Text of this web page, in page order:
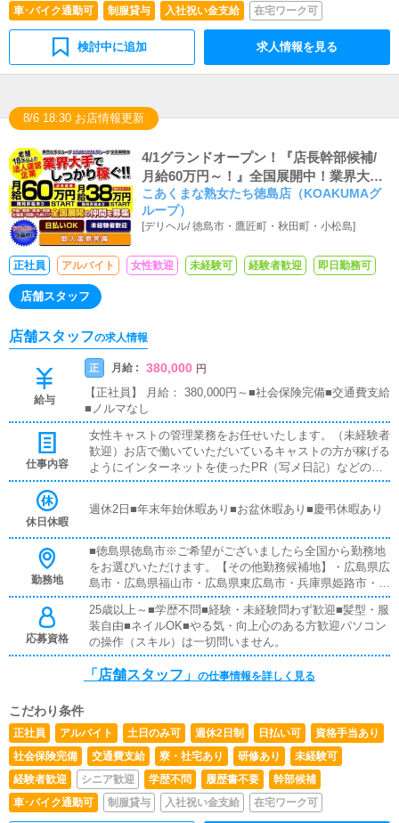
車･バイク通勤可 制服貸与 入社祝い金支給 在宅ワーク可
検討中に追加 求人情報を見る
8/6 18:30 お店情報更新
4/1グランドオープン！『店長幹部候補/
月給60万円～！』全国展開中！業界大
手！全額日払い可＆即入居可能な社員寮
あり
こあくまな熟女たち徳島店（KOAKUMAグ
ループ）
[デリヘル/徳島市・鷹匠町・秋田町・小松島]
正社員 アルバイト 女性歓迎 未経験可 経験者歓迎 即日勤務可
店舗スタッフ
店舗スタッフの求人情報
給与
正 月給 : 380,000 円
【正社員】 月給： 380,000円～■社会保険完備■交通費支給
■ノルマなし
仕事内容
女性キャストの管理業務をお任せいたします。（未経験者
歓迎）お店で働いていただいているキャストの方が稼げる
ようにインターネットを使ったPR（写メ日記）などの使
い方などのアドバイスを行っていただきます同業他店のよ
フは致しません。
休日休暇
週休2日■年末年始休暇あり■お盆休暇あり■慶弔休暇あり
勤務地
■徳島県徳島市※ご希望がございましたら全国から勤務地
をお選びいただけます。【その他勤務候補地】・広島県広
島市・広島県福山市・広島県東広島市・兵庫県姫路市・兵
庫県明石市・岡山県岡山市・香川県高松市・香川県善通寺
市・山口県周南市・東京都台東区鶯谷・神奈川県厚木市本
厚木・福岡県福岡市小倉北区・埼玉県川口市西川口※特に
『どこでも大丈夫』な方は優遇いたします。
応募資格
25歳以上～■学歴不問■経験・未経験問わず歓迎■髪型・服
装自由■ネイルOK■やる気・向上心のある方歓迎パソコン
の操作（スキル）は一切問いません。
「店舗スタッフ」 の仕事情報を詳しく見る
こだわり条件
正社員 アルバイト 土日のみ可 週休2日制 日払い可
資格手当あり
社会保険完備
交通費支給 寮・社宅あり 研修あり
未経験可
経験者歓迎
シニア歓迎 学歴不問 履歴書不要
幹部候補
車･バイク通勤可
制服貸与 入社祝い金支給 在宅ワーク可